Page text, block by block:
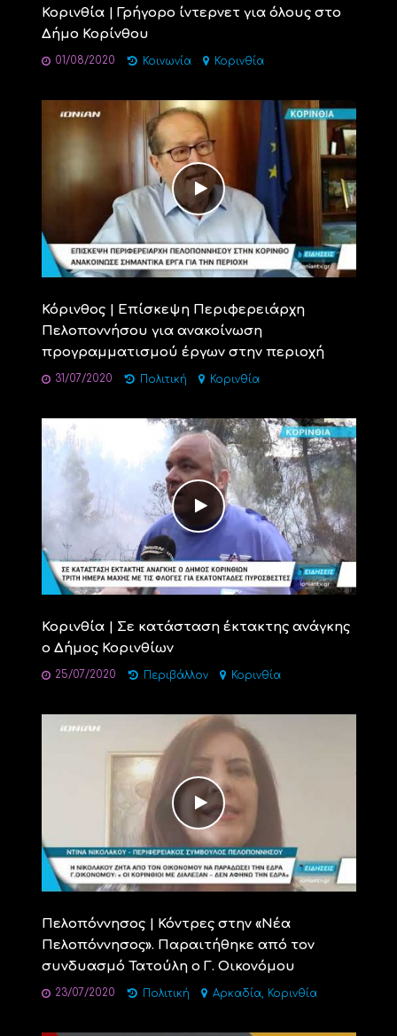
Κορινθία | Γρήγορο ίντερνετ για όλους στο
Δήμο Κορίνθου
01/08/2020 Κοινωνία Κορινθία
Κόρινθος | Επίσκεψη Περιφερειάρχη
Πελοποννήσου για ανακοίνωση
προγραμματισμού έργων στην περιοχή
31/07/2020 Πολιτική Κορινθία
Κορινθία | Σε κατάσταση έκτακτης ανάγκης
ο Δήμος Κορινθίων
25/07/2020 Περιβάλλον Κορινθία
Πελοπόννησος | Κόντρες στην «Νέα
Πελοπόννησος». Παραιτήθηκε από τον
συνδυασμό Τατούλη ο Γ. Οικονόμου
23/07/2020 Πολιτική Αρκαδία, Κορινθία